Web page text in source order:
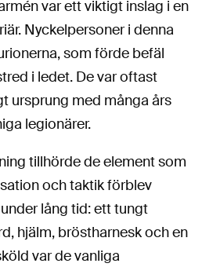
var ett viktigt inslag i en
Nyckelpersoner i denna
som förde befäl
i ledet. De var oftast
ursprung med många års
legionärer.
tillhörde de element som
och taktik förblev
lång tid: ett tungt
hjälm, bröstharnesk och en
var de vanliga